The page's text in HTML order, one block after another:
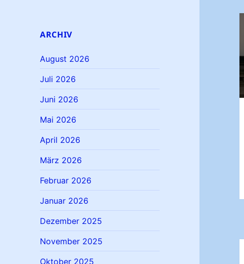
ARCHIV
August 2026
Juli 2026
Juni 2026
Mai 2026
April 2026
März 2026
Februar 2026
Januar 2026
Dezember 2025
November 2025
Oktober 2025